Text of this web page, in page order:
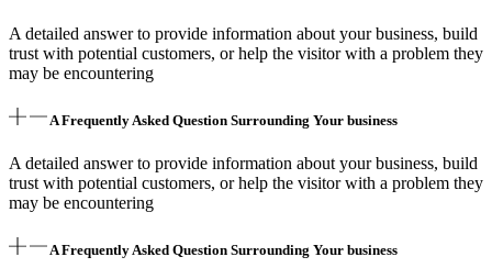
A detailed answer to provide information about your business, build
trust with potential customers, or help the visitor with a problem they
may be encountering
A Frequently Asked Question Surrounding Your business
A detailed answer to provide information about your business, build
trust with potential customers, or help the visitor with a problem they
may be encountering
A Frequently Asked Question Surrounding Your business